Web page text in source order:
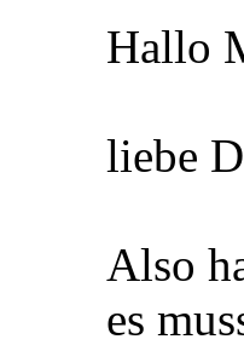
Hallo
liebe
Also
es